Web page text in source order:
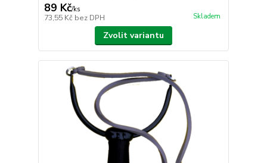
89 Kč/ks
73,55 Kč bez DPH Skladem
Zvolit variantu